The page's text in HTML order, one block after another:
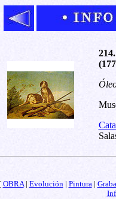
[ OBRA| Evolución| Pintura|